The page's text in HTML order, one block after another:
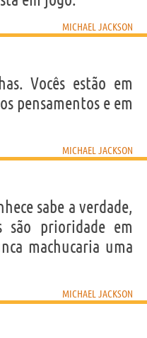
MICHAEL JACKSON
Vocês estão em
pensamentos e em
MICHAEL JACKSON
sabe a verdade,
são prioridade em
machucaria uma
MICHAEL JACKSON